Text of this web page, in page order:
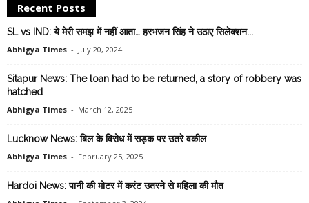
Recent Posts
SL vs IND: ये मेरी समझ में नहीं आता… हरभजन सिंह ने उठाए सिलेक्शन...
Abhigya Times - July 20, 2024
Sitapur News: The loan had to be returned, a story of robbery was
hatched
Abhigya Times - March 12, 2025
Lucknow News: बिल के विरोध में सड़क पर उतरे वकील
Abhigya Times - February 25, 2025
Hardoi News: पानी की मोटर में करंट उतरने से महिला की मौत